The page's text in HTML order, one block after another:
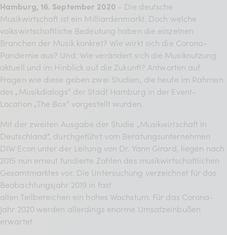
Hamburg, 16. September 2020 – Die deutsche
Musikwirtschaft ist ein Milliardenmarkt. Doch welche
volkswirtschaftliche Bedeutung haben die einzelnen
Branchen der Musik konkret? Wie wirkt sich die Corona-
Pandemie aus? Und: Wie verändert sich die Musiknutzung
aktuell und im Hinblick auf die Zukunft? Antworten auf
Fragen wie diese geben zwei Studien, die heute im Rahmen
des „Musikdialogs“ der Stadt Hamburg in der Event-
Location „The Box“ vorgestellt wurden.
Mit der zweiten Ausgabe der Studie „Musikwirtschaft in
Deutschland“, durchgeführt vom Beratungsunternehmen
DIW Econ unter der Leitung von Dr. Yann Girard, liegen nach
2015 nun erneut fundierte Zahlen des musikwirtschaftlichen
Gesamtmarktes vor. Die Untersuchung verzeichnet für das
Beobachtungsjahr 2019 in fast
allen Teilbereichen ein hohes Wachstum. Für das Corona-
Jahr 2020 werden allerdings enorme Umsatzeinbußen
erwartet.